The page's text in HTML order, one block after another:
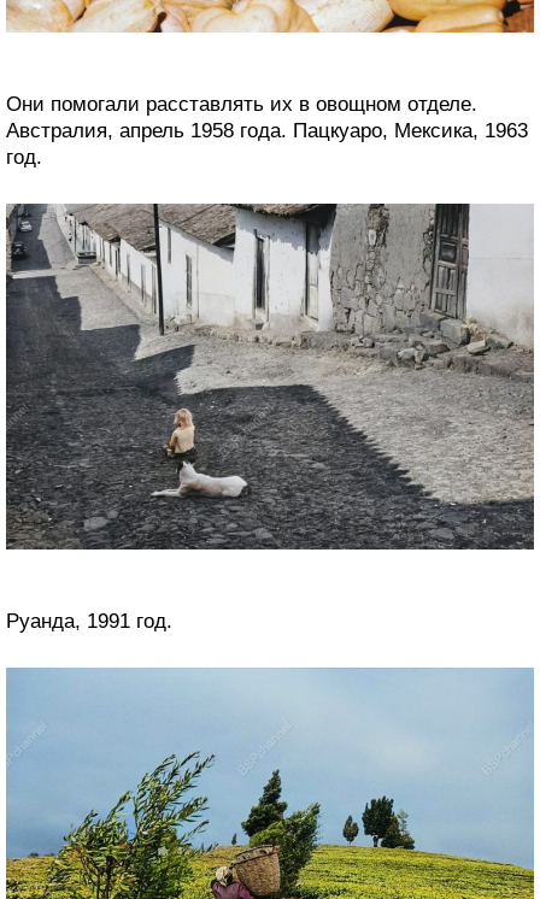
Они помогали расставлять их в овощном отделе.
Австралия, апрель 1958 года. Пацкуаро, Мексика, 1963
год.
Руанда, 1991 год.